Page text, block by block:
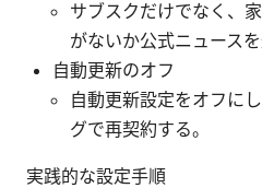
サブスクだけでなく、
がないか公式ニュースを
自動更新のオフ
自動更新設定をオフに
グで再契約する。
実践的な設定手順